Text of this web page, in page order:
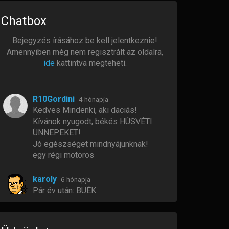
Chatbox
Bejegyzés írásához be kell jelentkeznie!
Amennyiben még nem regisztrált az oldalra,
ide kattintva megteheti.
R10Gordini 4 hónapja
Kedves Mindenki, aki daciás!
Kívánok nyugodt, békés HÚSVÉTI
ÜNNEPEKET!
Jó egészséget mindnyájunknak!
egy régi motoros
karoly 6 hónapja
Pár év után: BUÉK
Zolkabacsi 6 hónapja
BÚÉK Fiúk